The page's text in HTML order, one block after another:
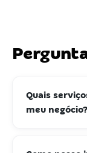
Quais
meu negócio?